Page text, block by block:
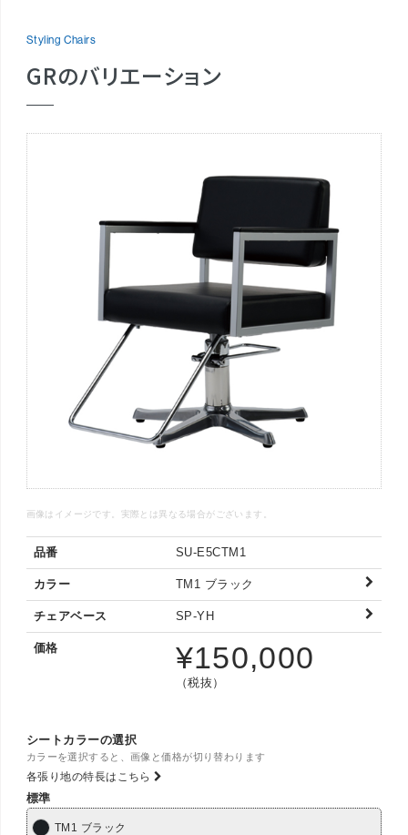
Styling Chairs
GRのバリエーション
画像はイメージです。実際とは異なる場合がございます。
品番 SU-E5CTM1
カラー TM1 ブラック
チェアベース SP-YH
価格 ¥150,000
（税抜）
シートカラーの選択
カラーを選択すると、画像と価格が切り替わります
各張り地の特長はこちら
標準
TM1 ブラック